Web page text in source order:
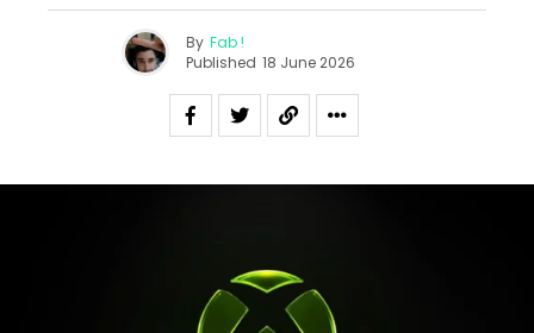
By Fab !
Published 18 June 2026